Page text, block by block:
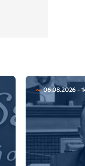
06.08.2026 -